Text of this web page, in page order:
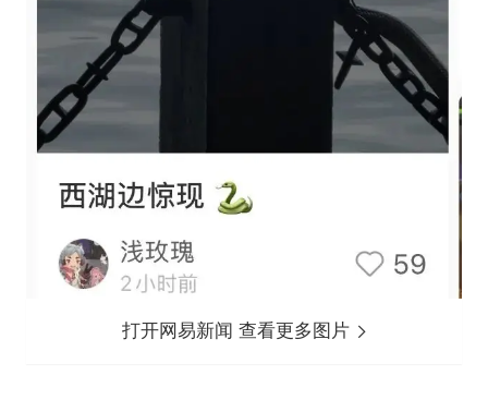
打开网易新闻 查看更多图片